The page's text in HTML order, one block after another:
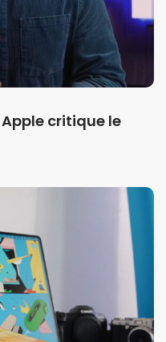
Apple critique le